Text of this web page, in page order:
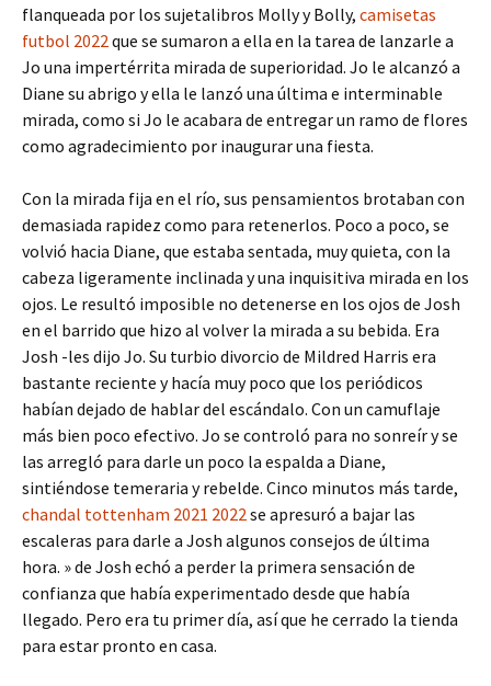
flanqueada por los sujetalibros Molly y Bolly, camisetas
futbol 2022que se sumaron a ella en la tarea de lanzarle a
Jo una impertérrita mirada de superioridad. Jo le alcanzó a
Diane su abrigo y ella le lanzó una última e interminable
mirada, como si Jo le acabara de entregar un ramo de flores
como agradecimiento por inaugurar una fiesta.
Con la mirada fija en el río, sus pensamientos brotaban con
demasiada rapidez como para retenerlos. Poco a poco, se
volvió hacia Diane, que estaba sentada, muy quieta, con la
cabeza ligeramente inclinada y una inquisitiva mirada en los
ojos. Le resultó imposible no detenerse en los ojos de Josh
en el barrido que hizo al volver la mirada a su bebida. Era
Josh -les dijo Jo. Su turbio divorcio de Mildred Harris era
bastante reciente y hacía muy poco que los periódicos
habían dejado de hablar del escándalo. Con un camuflaje
más bien poco efectivo. Jo se controló para no sonreír y se
las arregló para darle un poco la espalda a Diane,
sintiéndose temeraria y rebelde. Cinco minutos más tarde,
chandal tottenham 2021 2022se apresuró a bajar las
escaleras para darle a Josh algunos consejos de última
hora. » de Josh echó a perder la primera sensación de
confianza que había experimentado desde que había
llegado. Pero era tu primer día, así que he cerrado la tienda
para estar pronto en casa.